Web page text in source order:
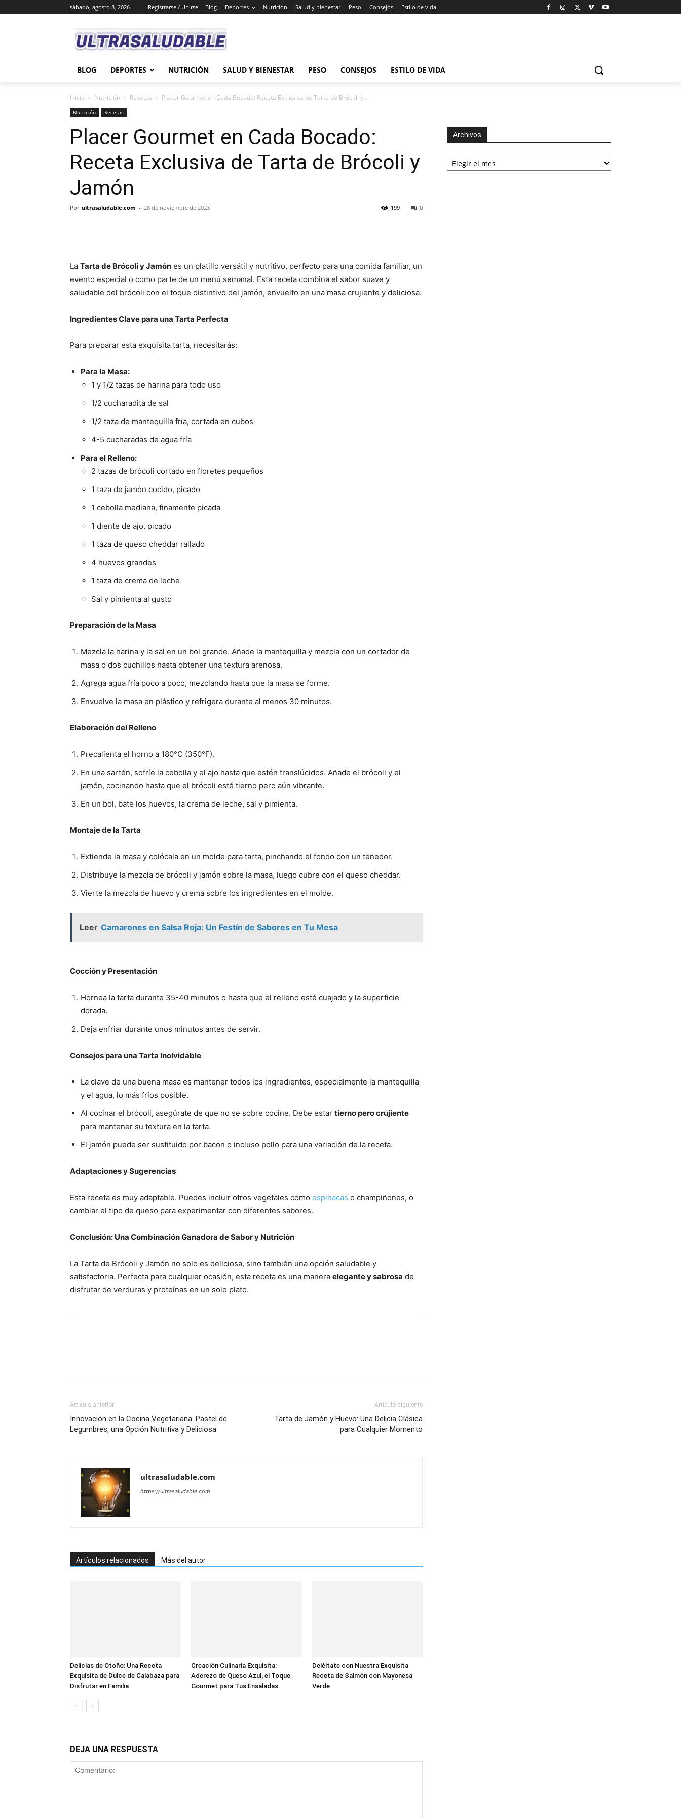
sábado, agosto 8, 2026 Registrarse / Unirse Blog Deportes Nutrición Salud y bienestar Peso Consejos Estilo de vida
BLOG DEPORTES NUTRICIÓN SALUD Y BIENESTAR PESO CONSEJOS ESTILO DE VIDA
Inicio Nutrición Recetas Placer Gourmet en Cada Bocado: Receta Exclusiva de Tarta de Brócoli y...
Nutrición Recetas
Placer Gourmet en Cada Bocado:
Receta Exclusiva de Tarta de Brócoli y
Jamón
Por ultrasaludable.com - 28 de noviembre de 2023 0
199
La Tarta de Brócoli y Jamón es un platillo versátil y nutritivo, perfecto para una comida familiar, un
evento especial o como parte de un menú semanal. Esta receta combina el sabor suave y
saludable del brócoli con el toque distintivo del jamón, envuelto en una masa crujiente y deliciosa.
Ingredientes Clave para una Tarta Perfecta
Para preparar esta exquisita tarta, necesitarás:
Para la Masa:
1 y 1/2 tazas de harina para todo uso
1/2 cucharadita de sal
1/2 taza de mantequilla fría, cortada en cubos
4-5 cucharadas de agua fría
Para el Relleno:
2 tazas de brócoli cortado en floretes pequeños
1 taza de jamón cocido, picado
1 cebolla mediana, finamente picada
1 diente de ajo, picado
1 taza de queso cheddar rallado
4 huevos grandes
1 taza de crema de leche
Sal y pimienta al gusto
Preparación de la Masa
Mezcla la harina y la sal en un bol grande. Añade la mantequilla y mezcla con un cortador de
masa o dos cuchillos hasta obtener una textura arenosa.
Agrega agua fría poco a poco, mezclando hasta que la masa se forme.
Envuelve la masa en plástico y refrigera durante al menos 30 minutos.
Elaboración del Relleno
Precalienta el horno a 180°C (350°F).
En una sartén, sofríe la cebolla y el ajo hasta que estén translúcidos. Añade el brócoli y el
jamón, cocinando hasta que el brócoli esté tierno pero aún vibrante.
En un bol, bate los huevos, la crema de leche, sal y pimienta.
Montaje de la Tarta
Extiende la masa y colócala en un molde para tarta, pinchando el fondo con un tenedor.
Distribuye la mezcla de brócoli y jamón sobre la masa, luego cubre con el queso cheddar.
Vierte la mezcla de huevo y crema sobre los ingredientes en el molde.
Leer Camarones en Salsa Roja: Un Festín de Sabores en Tu Mesa
Cocción y Presentación
Hornea la tarta durante 35-40 minutos o hasta que el relleno esté cuajado y la superficie
dorada.
Deja enfriar durante unos minutos antes de servir.
Consejos para una Tarta Inolvidable
La clave de una buena masa es mantener todos los ingredientes, especialmente la mantequilla
y el agua, lo más fríos posible.
Al cocinar el brócoli, asegúrate de que no se sobre cocine. Debe estar tierno pero crujiente
para mantener su textura en la tarta.
El jamón puede ser sustituido por bacon o incluso pollo para una variación de la receta.
Adaptaciones y Sugerencias
Esta receta es muy adaptable. Puedes incluir otros vegetales como espinacas o champiñones, o
cambiar el tipo de queso para experimentar con diferentes sabores.
Conclusión: Una Combinación Ganadora de Sabor y Nutrición
La Tarta de Brócoli y Jamón no solo es deliciosa, sino también una opción saludable y
satisfactoria. Perfecta para cualquier ocasión, esta receta es una manera elegante y sabrosa de
disfrutar de verduras y proteínas en un solo plato.
Artículo anterior
Innovación en la Cocina Vegetariana: Pastel de
Legumbres, una Opción Nutritiva y Deliciosa
Artículo siguiente
Tarta de Jamón y Huevo: Una Delicia Clásica
para Cualquier Momento
ultrasaludable.com
https://ultrasaludable.com
Artículos relacionados Más del autor
Delicias de Otoño: Una Receta
Exquisita de Dulce de Calabaza para
Disfrutar en Familia
Creación Culinaria Exquisita:
Aderezo de Queso Azul, el Toque
Gourmet para Tus Ensaladas
Deléitate con Nuestra Exquisita
Receta de Salmón con Mayonesa
Verde
DEJA UNA RESPUESTA
Archivos
Archivos